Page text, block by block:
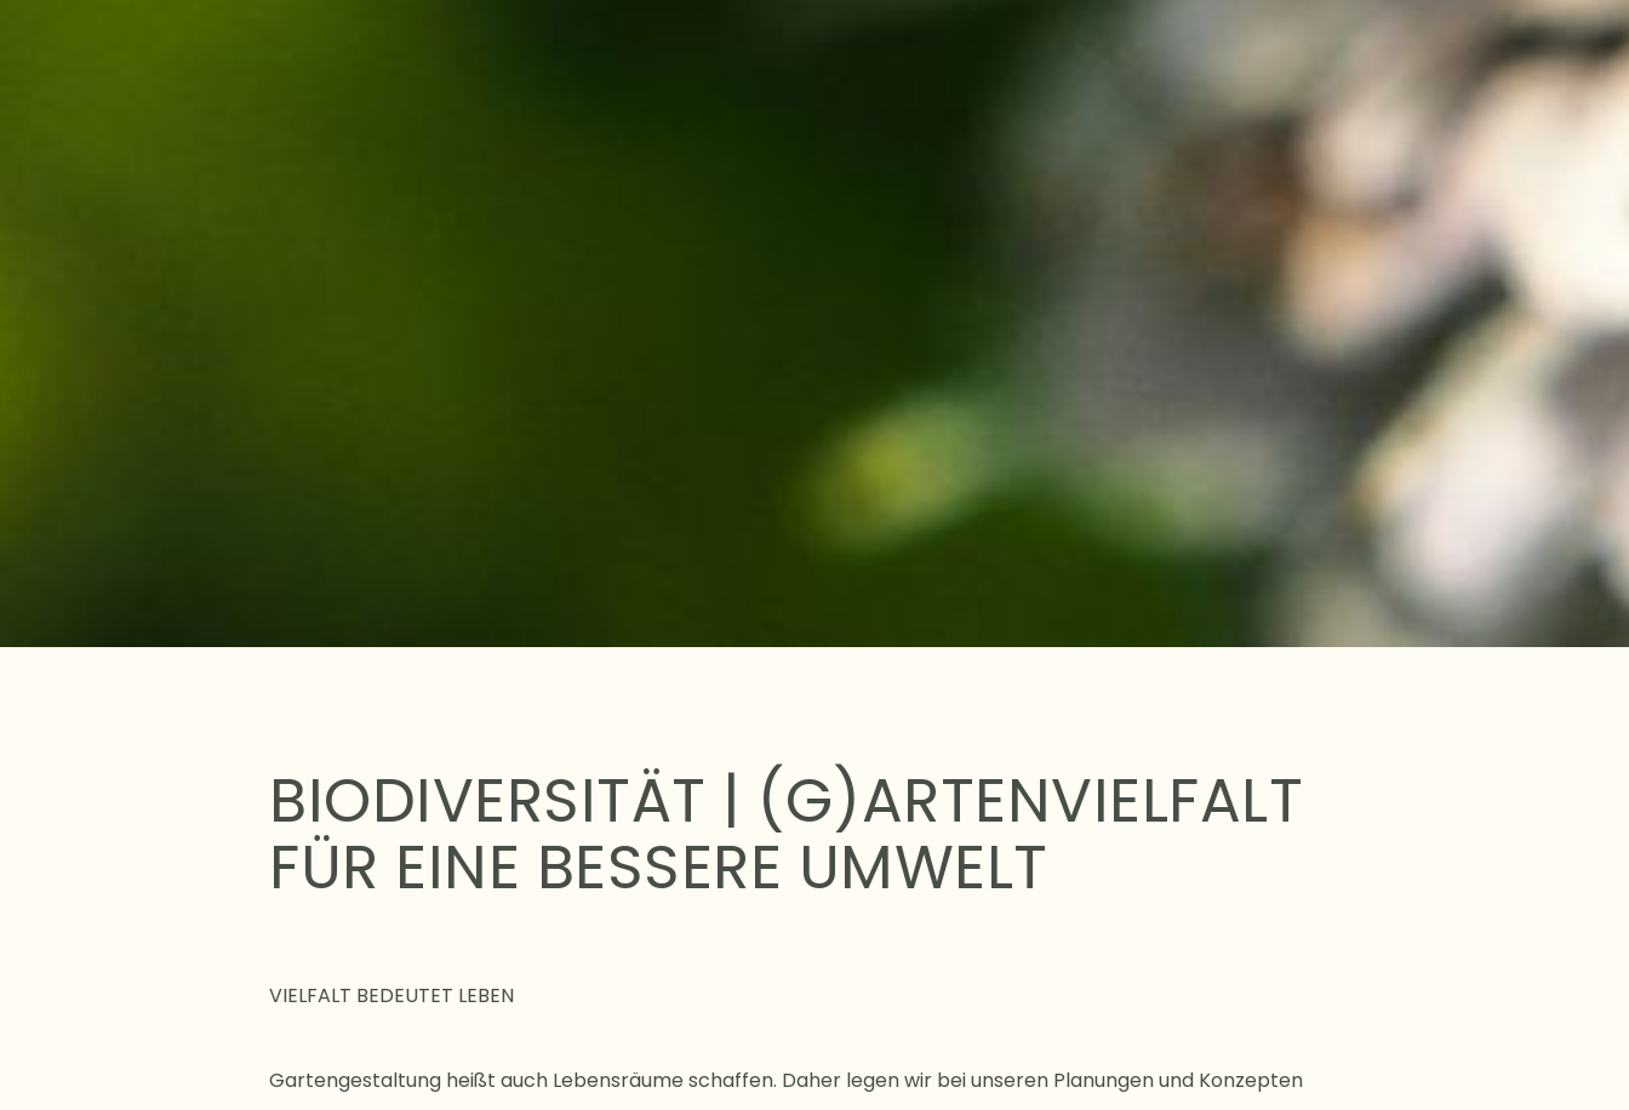
BIODIVERSITÄT | (G)ARTENVIELFALT
FÜR EINE BESSERE UMWELT
VIELFALT BEDEUTET LEBEN
Gartengestaltung heißt auch Lebensräume schaffen. Daher legen wir bei unseren Planungen und Konzepten